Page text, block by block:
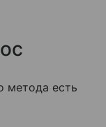
метода есть